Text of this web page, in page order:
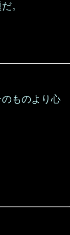
。
ものより心